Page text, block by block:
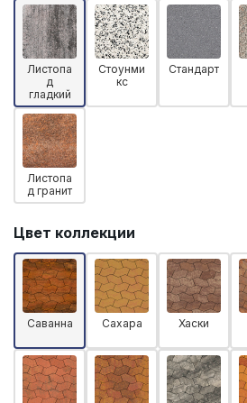
Листопа
д
гладкий
Стоунми
кс
Стандарт
Листопа
д гранит
Цвет коллекции
Саванна Сахара Хаски